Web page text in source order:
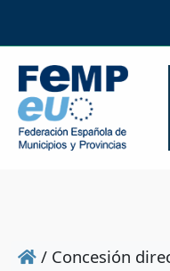
/ Concesión